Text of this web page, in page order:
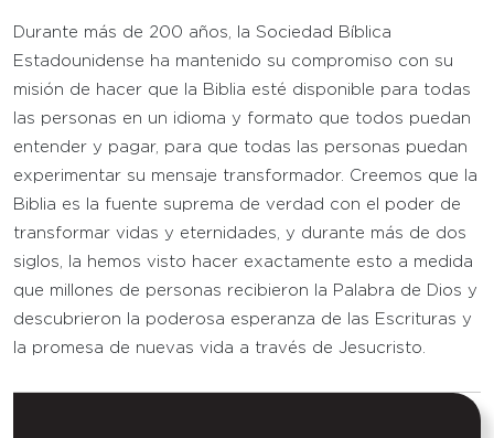
Durante más de 200 años, la Sociedad Bíblica
Estadounidense ha mantenido su compromiso con su
misión de hacer que la Biblia esté disponible para todas
las personas en un idioma y formato que todos puedan
entender y pagar, para que todas las personas puedan
experimentar su mensaje transformador. Creemos que la
Biblia es la fuente suprema de verdad con el poder de
transformar vidas y eternidades, y durante más de dos
siglos, la hemos visto hacer exactamente esto a medida
que millones de personas recibieron la Palabra de Dios y
descubrieron la poderosa esperanza de las Escrituras y
la promesa de nuevas vida a través de Jesucristo.